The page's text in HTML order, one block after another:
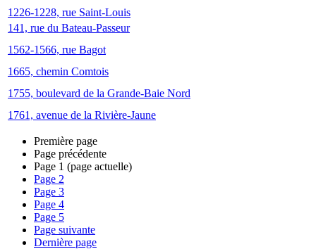
1226-1228, rue Saint-Louis
141, rue du Bateau-Passeur
1562-1566, rue Bagot
1665, chemin Comtois
1755, boulevard de la Grande-Baie Nord
1761, avenue de la Rivière-Jaune
Première page
Page précédente
Page 1 (page actuelle)
Page 2
Page 3
Page 4
Page 5
Page suivante
Dernière page